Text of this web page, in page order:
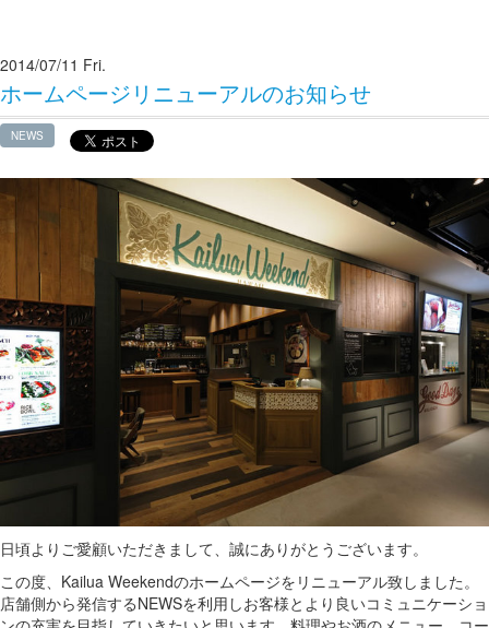
2014/07/11 Fri.
ホームページリニューアルのお知らせ
NEWS
日頃よりご愛顧いただきまして、誠にありがとうございます。
この度、 Kailua Weekendのホームページをリニューアル致しました。
店舗側から発信するNEWSを利用しお客様とより良いコミュニケーショ